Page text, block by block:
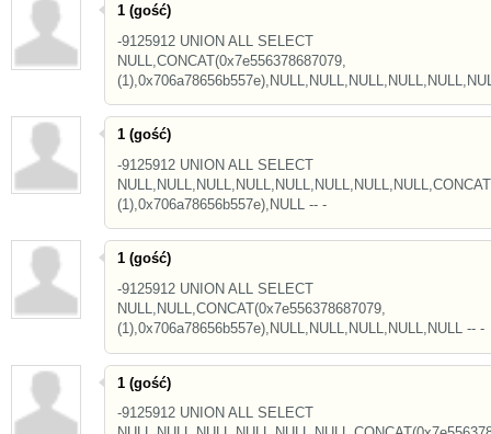
1 (gość)
-9125912 UNION ALL SELECT
NULL,CONCAT(0x7e556378687079,
1 (gość)
-9125912 UNION ALL SELECT
(1),0x706a78656b557e),NULL -- -
1 (gość)
-9125912 UNION ALL SELECT
NULL,NULL,CONCAT(0x7e556378687079,
(1),0x706a78656b557e),NULL,NULL,NULL,NULL,NULL -- -
1 (gość)
-9125912 UNION ALL SELECT